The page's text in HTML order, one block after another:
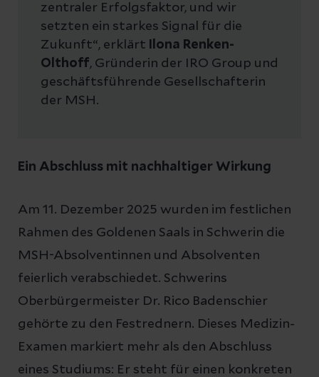
zentraler Erfolgsfaktor, und wir
setzten ein starkes Signal für die
Zukunft“, erklärt
Ilona Renken-
Olthoff, Gründerin der IRO Group und
geschäftsführende Gesellschafterin
der MSH.
Ein Abschluss mit nachhaltiger Wirkung
Am 11. Dezember 2025 wurden im festlichen
Rahmen des Goldenen Saals in Schwerin die
MSH-Absolventinnen und Absolventen
feierlich verabschiedet. Schwerins
Oberbürgermeister Dr. Rico Badenschier
gehörte zu den Festrednern. Dieses Medizin-
Examen markiert mehr als den Abschluss
eines Studiums: Er steht für einen konkreten